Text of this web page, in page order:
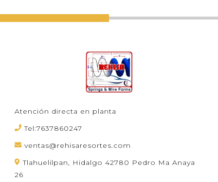
Atención directa en planta
Tel:7637860247
ventas@rehisaresortes.com
Tlahuelilpan, Hidalgo 42780 Pedro Ma Anaya
26